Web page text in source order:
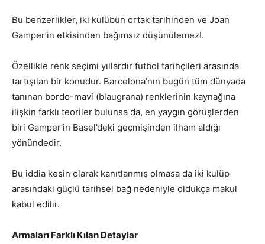
Bu benzerlikler, iki kulübün ortak tarihinden ve Joan
Gamper’in etkisinden bağımsız düşünülemez!.
Özellikle renk seçimi yıllardır futbol tarihçileri arasında
tartışılan bir konudur. Barcelona’nın bugün tüm dünyada
tanınan bordo-mavi (blaugrana) renklerinin kaynağına
ilişkin farklı teoriler bulunsa da, en yaygın görüşlerden
biri Gamper’in Basel’deki geçmişinden ilham aldığı
yönündedir.
Bu iddia kesin olarak kanıtlanmış olmasa da iki kulüp
arasındaki güçlü tarihsel bağ nedeniyle oldukça makul
kabul edilir.
Armaları Farklı Kılan Detaylar